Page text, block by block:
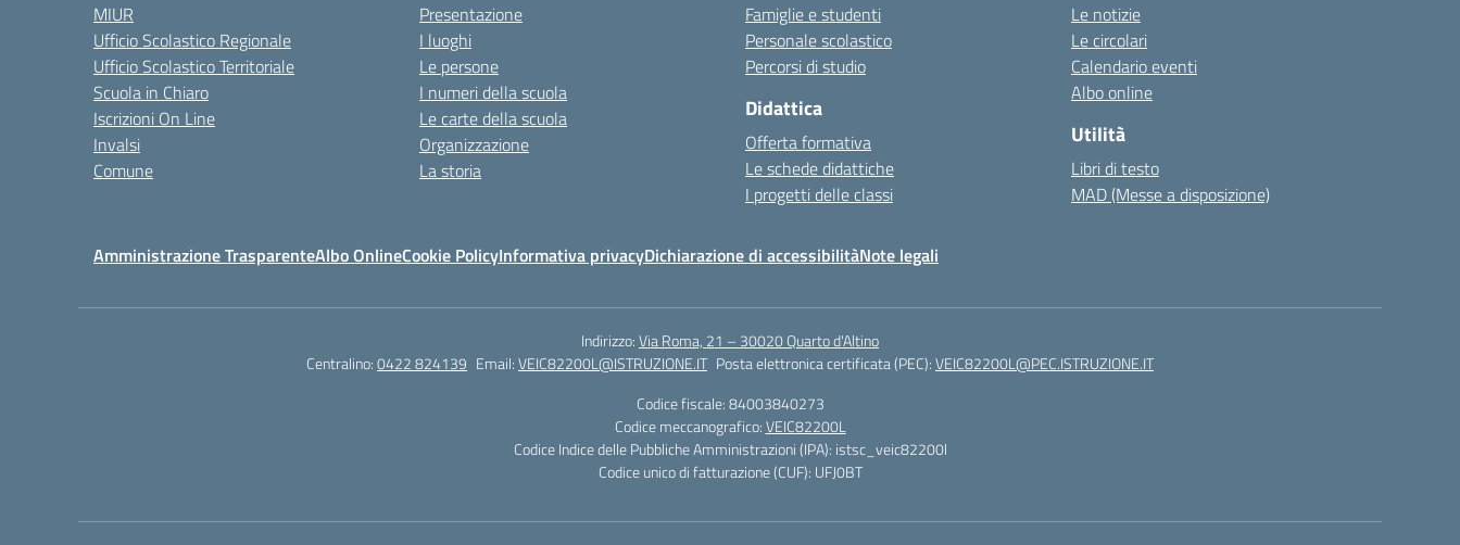
MIUR
Ufficio Scolastico Regionale
Ufficio Scolastico Territoriale
Scuola in Chiaro
Iscrizioni On Line
Invalsi
Comune
Presentazione
I luoghi
Le persone
I numeri della scuola
Le carte della scuola
Organizzazione
La storia
Famiglie e studenti
Personale scolastico
Percorsi di studio
Didattica
Offerta formativa
Le schede didattiche
I progetti delle classi
Le notizie
Le circolari
Calendario eventi
Albo online
Utilità
Libri di testo
MAD (Messe a disposizione)
Amministrazione TrasparenteAlbo OnlineCookie PolicyInformativa privacyDichiarazione di accessibilitàNote legali
Indirizzo:Via Roma, 21 – 30020 Quarto d'Altino
Centralino:0422 824139 Email:VEIC82200L@ISTRUZIONE.IT Posta elettronica certificata (PEC):VEIC82200L@PEC.ISTRUZIONE.IT
Codice fiscale: 84003840273
Codice meccanografico:VEIC82200L
Codice Indice delle Pubbliche Amministrazioni (IPA): istsc_veic82200l
Codice unico di fatturazione (CUF): UFJ0BT